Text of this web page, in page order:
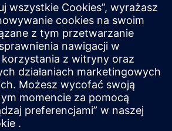
manufacturer drives
United Kingdom
Geolus, NX, PLM Open, Teamcenter